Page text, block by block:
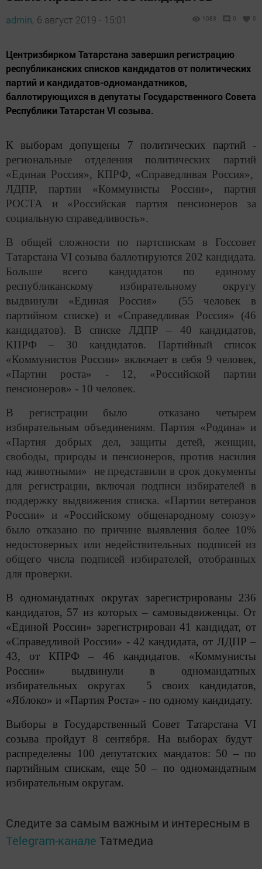
admin, 6 август 2019 - 15:01 1083 0 0
Центризбирком Татарстана завершил регистрацию
республиканских списков кандидатов от политических
партий и кандидатов-одномандатников,
баллотирующихся в депутаты Государственного Совета
Республики Татарстан VI созыва.
К выборам допущены 7 политических партий -
региональные отделения политических партий
«Единая Россия», КПРФ, «Справедливая Россия»,
ЛДПР, партии «Коммунисты России», партия
РОСТА и «Российская партия пенсионеров за
социальную справедливость».
В общей сложности по партспискам в Госсовет
Татарстана VI созыва баллотируются 202 кандидата.
Больше всего кандидатов по единому
республиканскому избирательному округу
выдвинули «Единая Россия» (55 человек в
партийном списке) и «Справедливая Россия» (46
кандидатов). В списке ЛДПР – 40 кандидатов,
КПРФ – 30 кандидатов. Партийный список
«Коммунистов России» включает в себя 9 человек,
«Партии роста» - 12, «Российской партии
пенсионеров» - 10 человек.
В регистрации было отказано четырем
избирательным объединениям. Партия «Родина» и
«Партия добрых дел, защиты детей, женщин,
свободы, природы и пенсионеров, против насилия
над животными» не представили в срок документы
для регистрации, включая подписи избирателей в
поддержку выдвижения списка. «Партии ветеранов
России» и «Российскому общенародному союзу»
было отказано по причине выявления более 10%
недостоверных или недействительных подписей из
общего числа подписей избирателей, отобранных
для проверки.
В одномандатных округах зарегистрированы 236
кандидатов, 57 из которых – самовыдвиженцы. От
«Единой России» зарегистрирован 41 кандидат, от
«Справедливой России» - 42 кандидата, от ЛДПР –
43, от КПРФ – 46 кандидатов. «Коммунисты
России» выдвинули в одномандатных
избирательных округах 5 своих кандидатов,
«Яблоко» и «Партия Роста» - по одному кандидату.
Выборы в Государственный Совет Татарстана VI
созыва пройдут 8 сентября. На выборах будут
распределены 100 депутатских мандатов: 50 – по
партийным спискам, еще 50 – по одномандатным
избирательным округам.
Следите за самым важным и интересным в
Telegram-канале Татмедиа